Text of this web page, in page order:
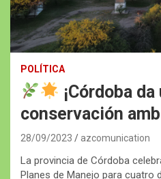
POLÍTICA
¡Córdoba
conservación
28/09/2023 azcomunication
La provincia de Córdoba
Planes de Manejo para cuatro